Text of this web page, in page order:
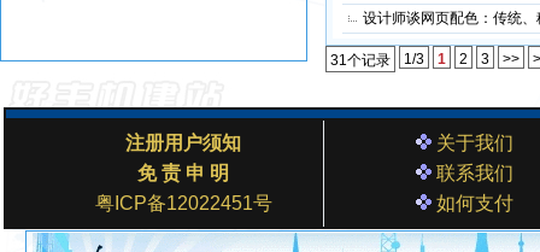
设计师谈网页配色：传统
31个记录 1/3 1 2 3 >>
注册用户须知
免 责 申 明
粤ICP备12022451号
关于我们
联系我们
如何支付